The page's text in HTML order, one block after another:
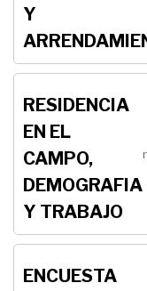
Y
RESIDENCIA
EN EL
CAMPO,
DEMOGRAFIA
Y TRABAJO
ENCUESTA